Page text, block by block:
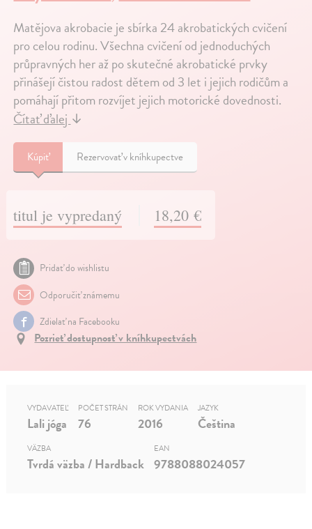
Matějova akrobacie je sbírka 24 akrobatických cvičení
pro celou rodinu. Všechna cvičení od jednoduchých
průpravných her až po skutečné akrobatické prvky
přinášejí čistou radost dětem od 3 let i jejich rodičům a
pomáhají přitom rozvíjet jejich motorické dovednosti.
Čítať ďalej↓
Kúpiť Rezervovať v kníhkupectve
titul je vypredaný 18,20 €
Pridať do wishlistu
Odporučiť známemu
Zdielať na Facebooku
Pozrieť dostupnosť v kníhkupectvách
VYDAVATEĽ
Lali jóga
POČET STRÁN
76
ROK VYDANIA
2016
JAZYK
Čeština
VÄZBA
Tvrdá väzba / Hardback
EAN
9788088024057